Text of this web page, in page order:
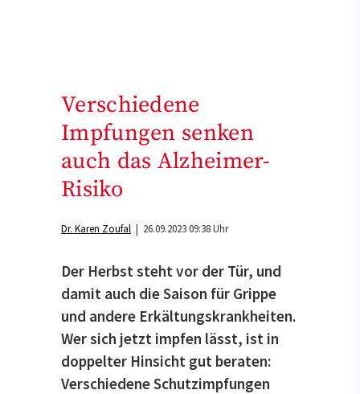
Verschiedene
Impfungen senken
auch das Alzheimer-
Risiko
Dr. Karen Zoufal | 26.09.2023 09:38 Uhr
Der Herbst steht vor der Tür, und
damit auch die Saison für Grippe
und andere Erkältungskrankheiten.
Wer sich jetzt impfen lässt, ist in
doppelter Hinsicht gut beraten:
Verschiedene Schutzimpfungen